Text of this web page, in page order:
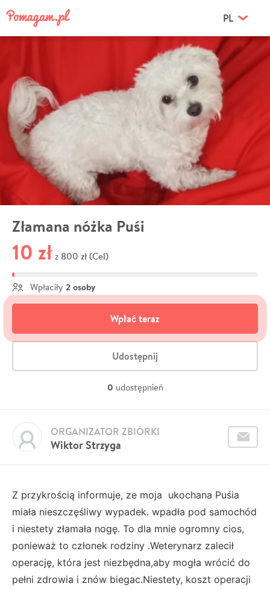
PL
Złamana nóżka Puśi
10 zł z 800 zł (Cel)
Wpłaciły 2 osoby
Wpłać teraz
Udostępnij
0 udostępnień
Wiktor Strzyga
ORGANIZATOR ZBIÓRKI
Z przykrością informuje, ze moja ukochana Puśia
miała nieszczęśliwy wypadek. wpadła pod samochód
i niestety złamała nogę. To dla mnie ogromny cios,
ponieważ to członek rodziny .Weterynarz zalecił
operację, która jest niezbędna,aby mogła wrócić do
pełni zdrowia i znów biegac.Niestety, koszt operacji